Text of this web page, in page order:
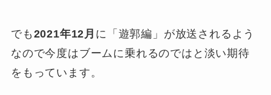
でも 2021年12月 に「遊郭編」が放送されるよう
なので今度はブームに乗れるのではと淡い期待
をもっています。